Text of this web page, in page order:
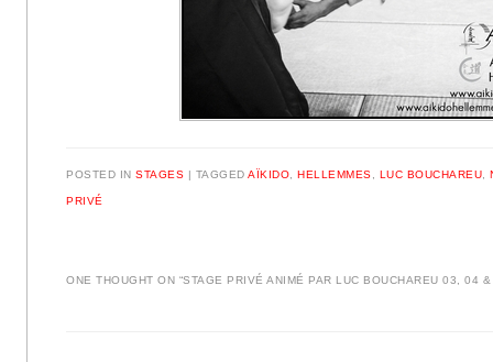
POSTED INSTAGES | TAGGEDAÏKIDO ,HELLEMMES LUC BOUCHAREU ,
PRIVÉ
ONE THOUGHT ON “STAGE PRIVÉ ANIMÉ PAR LUC BOUCHAREU 03, 04